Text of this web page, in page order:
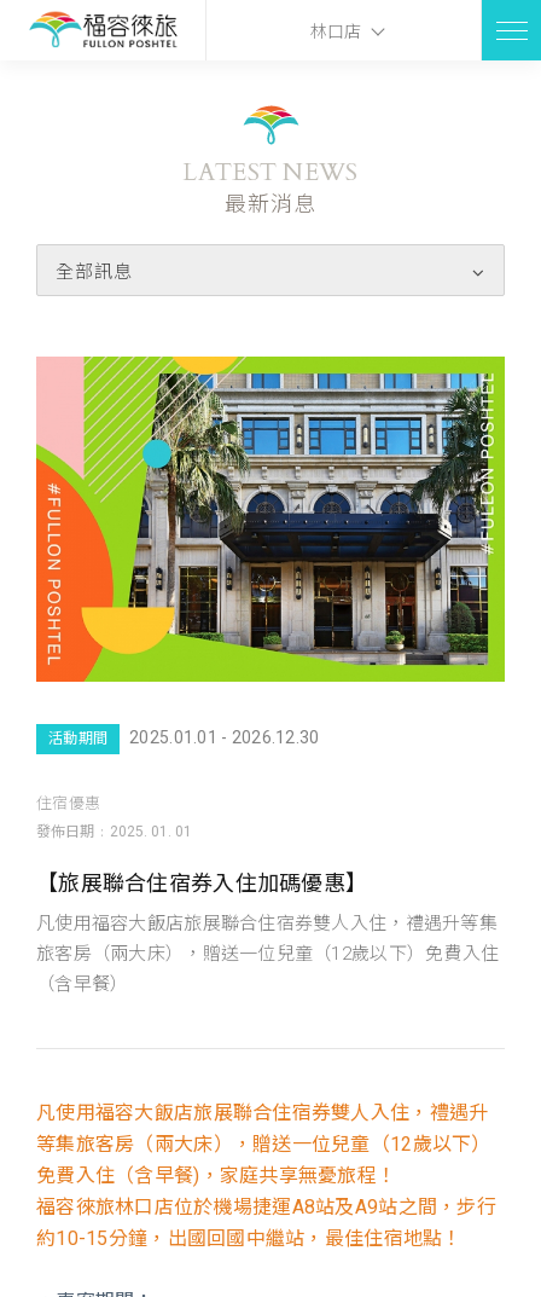
林口店
LATEST NEWS
最新消息
全部訊息
活動期間 2025.01.01 - 2026.12.30
住宿優惠
發佈日期 2025. 01. 01
【旅展聯合住宿券入住加碼優惠】
凡使用福容大飯店旅展聯合住宿券雙人入住，禮遇升等集
旅客房（兩大床），贈送一位兒童（12歲以下）免費入住
（含早餐）
凡使用福容大飯店旅展聯合住宿券雙人入住，禮遇升
等集旅客房（兩大床），贈送一位兒童（12歲以下）
免費入住（含早餐)，家庭共享無憂旅程！
福容徠旅林口店位於機場捷運A8站及A9站之間，步行
約10-15分鐘，出國回國中繼站，最佳住宿地點！